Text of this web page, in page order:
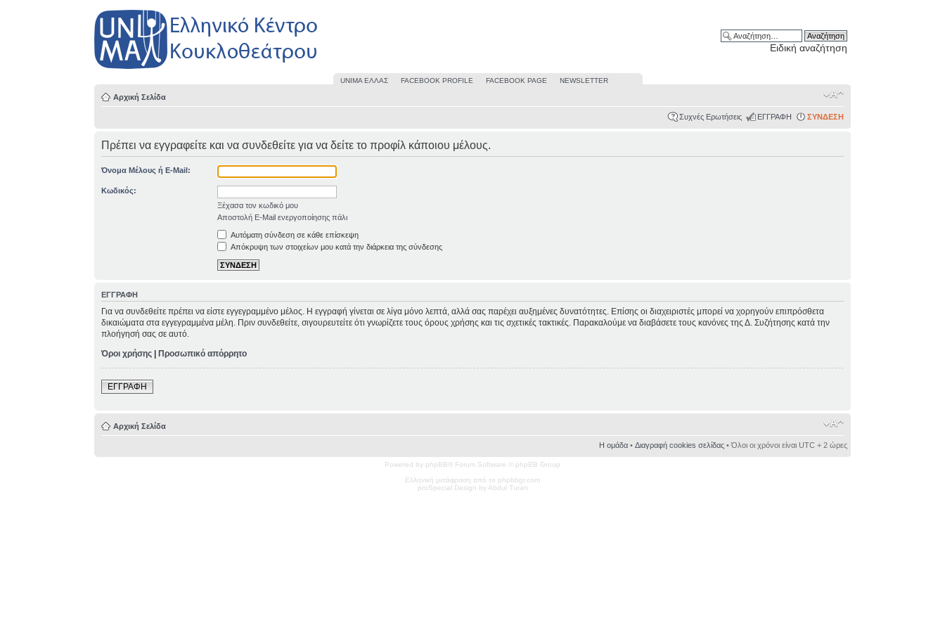
Ειδική αναζήτηση
UΝΙΜΑ ΕΛΛΑΣ FACEBOOK PROFILE FACEBOOK PAGE NEWSLETTER
Αρχική Σελίδα
Συχνές Ερωτήσεις ΕΓΓΡΑΦΗ ΣΥΝΔΕΣΗ
Πρέπει να εγγραφείτε και να συνδεθείτε για να δείτε το προφίλ κάποιου μέλους.
Όνομα Μέλους ή E-Mail:
Κωδικός:
Ξέχασα τον κωδικό μου
Αποστολή E-Mail ενεργοποίησης πάλι
Αυτόματη σύνδεση σε κάθε επίσκεψη
Απόκρυψη των στοιχείων μου κατά την διάρκεια της σύνδεσης
ΕΓΓΡΑΦΗ
Για να συνδεθείτε πρέπει να είστε εγγεγραμμένο μέλος. Η εγγραφή γίνεται σε λίγα μόνο λεπτά, αλλά σας παρέχει αυξημένες δυνατότητες. Επίσης οι διαχειριστές μπορεί να χορηγούν επιπρόσθετα
δικαιώματα στα εγγεγραμμένα μέλη. Πριν συνδεθείτε, σιγουρευτείτε ότι γνωρίζετε τους όρους χρήσης και τις σχετικές τακτικές. Παρακαλούμε να διαβάσετε τους κανόνες της Δ. Συζήτησης κατά την
πλοήγησή σας σε αυτό.
Όροι χρήσης |Προσωπικό απόρρητο
ΕΓΓΡΑΦΗ
Αρχική Σελίδα
Η ομάδα• Διαγραφή cookies σελίδας• Όλοι οι χρόνοι είναι UTC + 2 ώρες
Powered by phpBB® Forum Software © phpBB Group
Ελληνική μετάφραση από το phpbbgr.com
proSpecial Design by Abdul Turan